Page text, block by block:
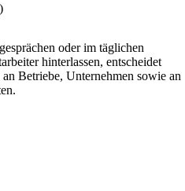
)
oder im täglichen
hinterlassen, entscheidet
Betriebe, Unternehmen sowie an